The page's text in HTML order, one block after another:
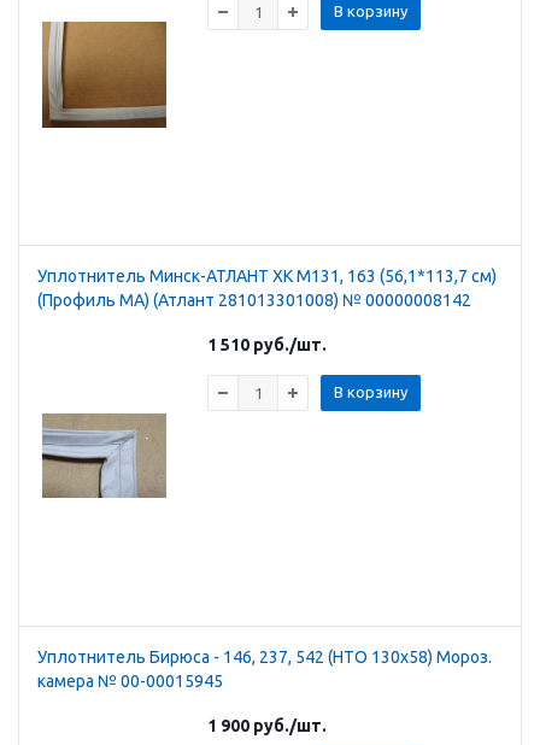
В корзину
Уплотнитель Минск-АТЛАНТ ХК М131, 163 (56,1*113,7 см)
(Профиль MА) (Атлант 281013301008) № 00000008142
1 510 руб./шт.
В корзину
Уплотнитель Бирюса - 146, 237, 542 (НТО 130х58) Мороз.
камера № 00-00015945
1 900 руб./шт.